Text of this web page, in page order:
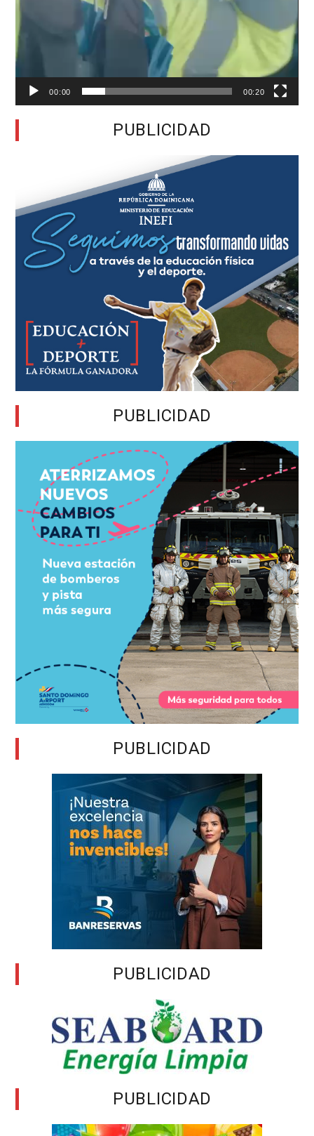
00:00 00:20
PUBLICIDAD
PUBLICIDAD
PUBLICIDAD
PUBLICIDAD
PUBLICIDAD